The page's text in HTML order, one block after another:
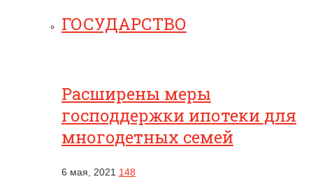
ГОСУДАРСТВО
Расширены меры
господдержки ипотеки для
многодетных семей
6 мая, 2021 148